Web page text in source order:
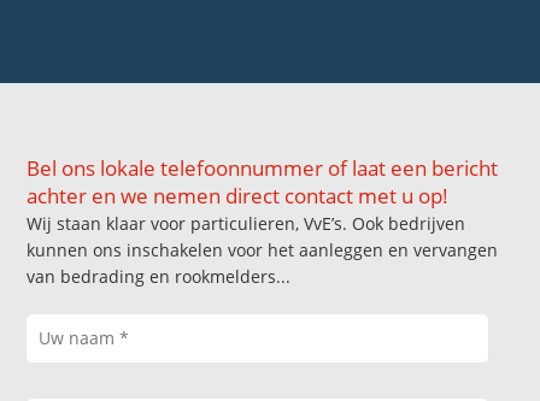
Bel ons lokale telefoonnummer of laat een bericht
achter en we nemen direct contact met u op!
Wij staan klaar voor particulieren, VvE’s. Ook bedrijven
kunnen ons inschakelen voor het aanleggen en vervangen
van bedrading en rookmelders...